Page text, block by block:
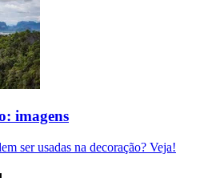
imagens
ser usadas na decoração? Veja!